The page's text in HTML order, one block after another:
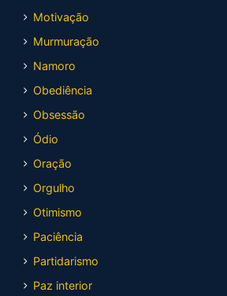
Motivação
Murmuração
Namoro
Obediência
Obsessão
Ódio
Oração
Orgulho
Otimismo
Paciência
Partidarismo
Paz interior